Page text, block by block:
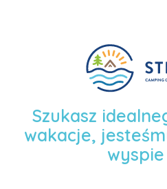
Szukasz
wakacje,